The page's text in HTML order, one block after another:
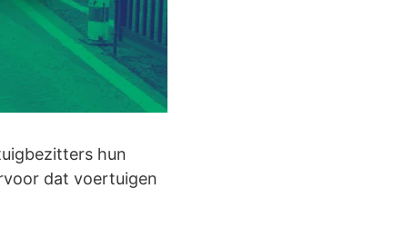
hun
dat voertuigen